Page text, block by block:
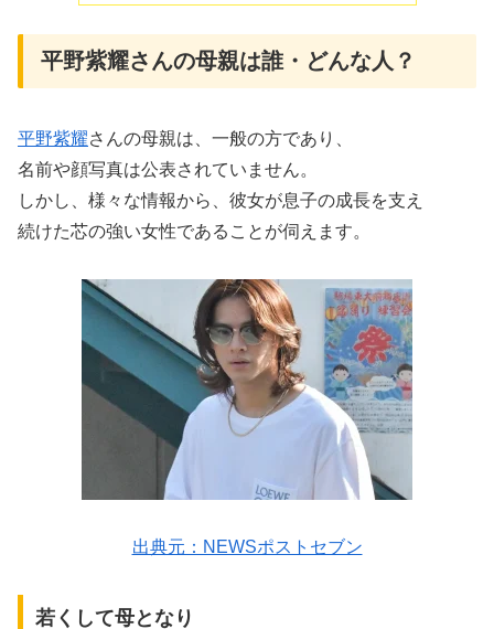
平野紫耀さんの母親は誰・どんな人？
平野紫耀さんの母親は、一般の方であり、
名前や顔写真は公表されていません。
しかし、様々な情報から、彼女が息子の成長を支え
続けた芯の強い女性であることが伺えます。
出典元：NEWSポストセブン
若くして母となり